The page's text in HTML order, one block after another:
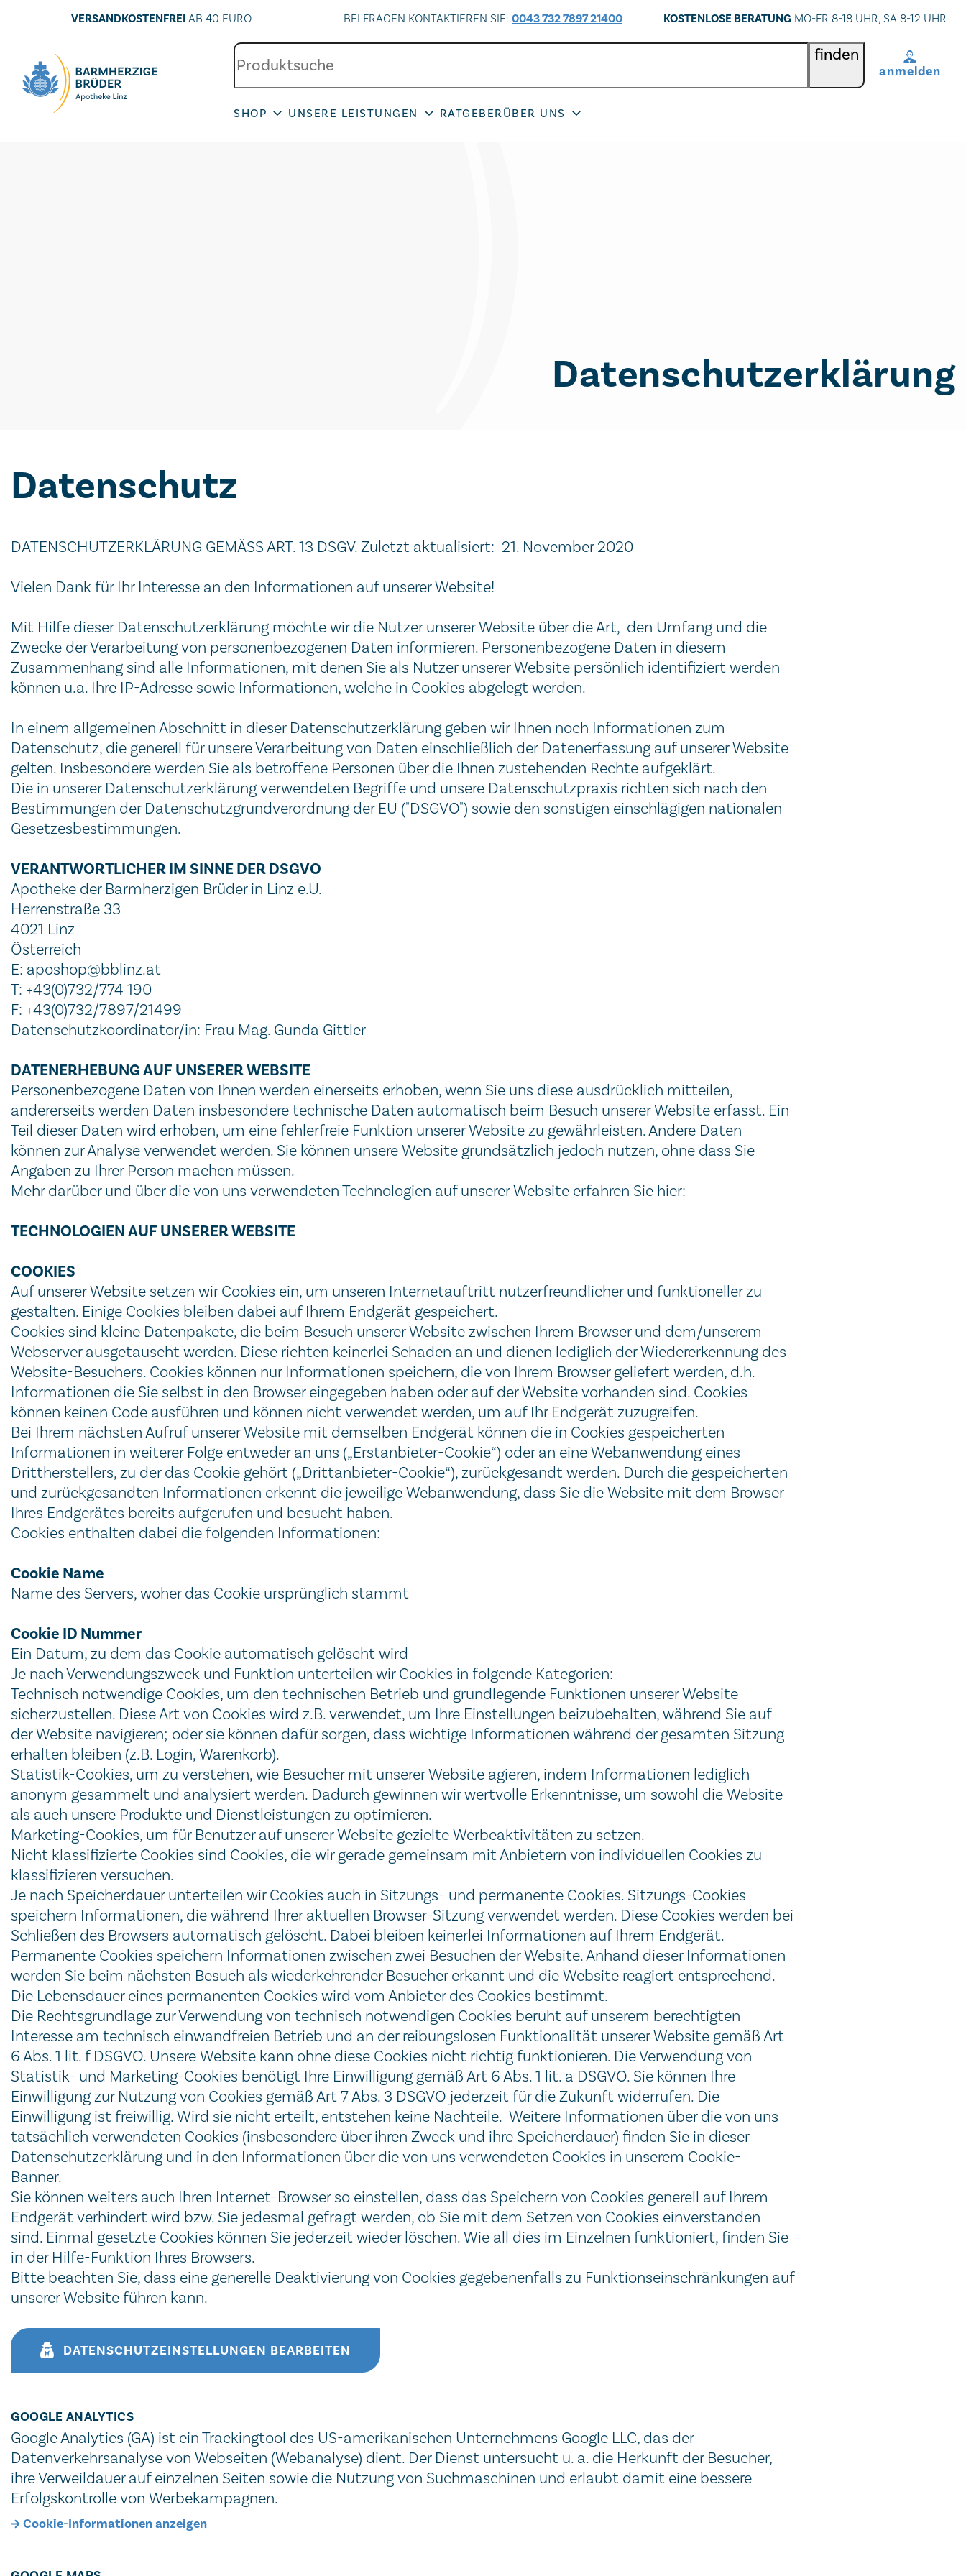
VERSANDKOSTENFREIAB 40 EURO BEI FRAGEN KONTAKTIEREN SIE: 0043 732 7897 21400 KOSTENLOSE BERATUNG MO-FR 8-18 UHR, SA 8-12 UHR
finden
anmelden
SHOP UNSERE LEISTUNGEN RATGEBERÜBER UNS
Datenschutzerklärung
Datenschutz
DATENSCHUTZERKLÄRUNG GEMÄSS ART. 13 DSGV. Zuletzt aktualisiert: 21. November 2020
Vielen Dank für Ihr Interesse an den Informationen auf unserer Website!
Mit Hilfe dieser Datenschutzerklärung möchte wir die Nutzer unserer Website über die Art, den Umfang und die
Zwecke der Verarbeitung von personenbezogenen Daten informieren. Personenbezogene Daten in diesem
Zusammenhang sind alle Informationen, mit denen Sie als Nutzer unserer Website persönlich identifiziert werden
können u.a. Ihre IP-Adresse sowie Informationen, welche in Cookies abgelegt werden.
In einem allgemeinen Abschnitt in dieser Datenschutzerklärung geben wir Ihnen noch Informationen zum
Datenschutz, die generell für unsere Verarbeitung von Daten einschließlich der Datenerfassung auf unserer Website
gelten. Insbesondere werden Sie als betroffene Personen über die Ihnen zustehenden Rechte aufgeklärt.
Die in unserer Datenschutzerklärung verwendeten Begriffe und unsere Datenschutzpraxis richten sich nach den
Bestimmungen der Datenschutzgrundverordnung der EU ("DSGVO") sowie den sonstigen einschlägigen nationalen
Gesetzesbestimmungen.
VERANTWORTLICHER IM SINNE DER DSGVO
Apotheke der Barmherzigen Brüder in Linz e.U.
Herrenstraße 33
4021 Linz
Österreich
E: aposhop@bblinz.at
T: +43(0)732/774 190
F: +43(0)732/7897/21499
Datenschutzkoordinator/in: Frau Mag. Gunda Gittler
DATENERHEBUNG AUF UNSERER WEBSITE
Personenbezogene Daten von Ihnen werden einerseits erhoben, wenn Sie uns diese ausdrücklich mitteilen,
andererseits werden Daten insbesondere technische Daten automatisch beim Besuch unserer Website erfasst. Ein
Teil dieser Daten wird erhoben, um eine fehlerfreie Funktion unserer Website zu gewährleisten. Andere Daten
können zur Analyse verwendet werden. Sie können unsere Website grundsätzlich jedoch nutzen, ohne dass Sie
Angaben zu Ihrer Person machen müssen.
Mehr darüber und über die von uns verwendeten Technologien auf unserer Website erfahren Sie hier:
TECHNOLOGIEN AUF UNSERER WEBSITE
COOKIES
Auf unserer Website setzen wir Cookies ein, um unseren Internetauftritt nutzerfreundlicher und funktioneller zu
gestalten. Einige Cookies bleiben dabei auf Ihrem Endgerät gespeichert.
Cookies sind kleine Datenpakete, die beim Besuch unserer Website zwischen Ihrem Browser und dem/unserem
Webserver ausgetauscht werden. Diese richten keinerlei Schaden an und dienen lediglich der Wiedererkennung des
Website-Besuchers. Cookies können nur Informationen speichern, die von Ihrem Browser geliefert werden, d.h.
Informationen die Sie selbst in den Browser eingegeben haben oder auf der Website vorhanden sind. Cookies
können keinen Code ausführen und können nicht verwendet werden, um auf Ihr Endgerät zuzugreifen.
Bei Ihrem nächsten Aufruf unserer Website mit demselben Endgerät können die in Cookies gespeicherten
Informationen in weiterer Folge entweder an uns („Erstanbieter-Cookie“) oder an eine Webanwendung eines
Drittherstellers, zu der das Cookie gehört („Drittanbieter-Cookie“), zurückgesandt werden. Durch die gespeicherten
und zurückgesandten Informationen erkennt die jeweilige Webanwendung, dass Sie die Website mit dem Browser
Ihres Endgerätes bereits aufgerufen und besucht haben.
Cookies enthalten dabei die folgenden Informationen:
Cookie Name
Name des Servers, woher das Cookie ursprünglich stammt
Cookie ID Nummer
Ein Datum, zu dem das Cookie automatisch gelöscht wird
Je nach Verwendungszweck und Funktion unterteilen wir Cookies in folgende Kategorien:
Technisch notwendige Cookies, um den technischen Betrieb und grundlegende Funktionen unserer Website
sicherzustellen. Diese Art von Cookies wird z.B. verwendet, um Ihre Einstellungen beizubehalten, während Sie auf
der Website navigieren; oder sie können dafür sorgen, dass wichtige Informationen während der gesamten Sitzung
erhalten bleiben (z.B. Login, Warenkorb).
Statistik-Cookies, um zu verstehen, wie Besucher mit unserer Website agieren, indem Informationen lediglich
anonym gesammelt und analysiert werden. Dadurch gewinnen wir wertvolle Erkenntnisse, um sowohl die Website
als auch unsere Produkte und Dienstleistungen zu optimieren.
Marketing-Cookies, um für Benutzer auf unserer Website gezielte Werbeaktivitäten zu setzen.
Nicht klassifizierte Cookies sind Cookies, die wir gerade gemeinsam mit Anbietern von individuellen Cookies zu
klassifizieren versuchen.
Je nach Speicherdauer unterteilen wir Cookies auch in Sitzungs- und permanente Cookies. Sitzungs-Cookies
speichern Informationen, die während Ihrer aktuellen Browser-Sitzung verwendet werden. Diese Cookies werden bei
Schließen des Browsers automatisch gelöscht. Dabei bleiben keinerlei Informationen auf Ihrem Endgerät.
Permanente Cookies speichern Informationen zwischen zwei Besuchen der Website. Anhand dieser Informationen
werden Sie beim nächsten Besuch als wiederkehrender Besucher erkannt und die Website reagiert entsprechend.
Die Lebensdauer eines permanenten Cookies wird vom Anbieter des Cookies bestimmt.
Die Rechtsgrundlage zur Verwendung von technisch notwendigen Cookies beruht auf unserem berechtigten
Interesse am technisch einwandfreien Betrieb und an der reibungslosen Funktionalität unserer Website gemäß Art
6 Abs. 1 lit. f DSGVO. Unsere Website kann ohne diese Cookies nicht richtig funktionieren. Die Verwendung von
Statistik- und Marketing-Cookies benötigt Ihre Einwilligung gemäß Art 6 Abs. 1 lit. a DSGVO. Sie können Ihre
Einwilligung zur Nutzung von Cookies gemäß Art 7 Abs. 3 DSGVO jederzeit für die Zukunft widerrufen. Die
Einwilligung ist freiwillig. Wird sie nicht erteilt, entstehen keine Nachteile. Weitere Informationen über die von uns
tatsächlich verwendeten Cookies (insbesondere über ihren Zweck und ihre Speicherdauer) finden Sie in dieser
Datenschutzerklärung und in den Informationen über die von uns verwendeten Cookies in unserem Cookie-
Banner.
Sie können weiters auch Ihren Internet-Browser so einstellen, dass das Speichern von Cookies generell auf Ihrem
Endgerät verhindert wird bzw. Sie jedesmal gefragt werden, ob Sie mit dem Setzen von Cookies einverstanden
sind. Einmal gesetzte Cookies können Sie jederzeit wieder löschen. Wie all dies im Einzelnen funktioniert, finden Sie
in der Hilfe-Funktion Ihres Browsers.
Bitte beachten Sie, dass eine generelle Deaktivierung von Cookies gegebenenfalls zu Funktionseinschränkungen auf
unserer Website führen kann.
DATENSCHUTZEINSTELLUNGEN BEARBEITEN
GOOGLE ANALYTICS
Google Analytics (GA) ist ein Trackingtool des US-amerikanischen Unternehmens Google LLC, das der
Datenverkehrsanalyse von Webseiten (Webanalyse) dient. Der Dienst untersucht u. a. die Herkunft der Besucher,
ihre Verweildauer auf einzelnen Seiten sowie die Nutzung von Suchmaschinen und erlaubt damit eine bessere
Erfolgskontrolle von Werbekampagnen.
Cookie-Informationen anzeigen